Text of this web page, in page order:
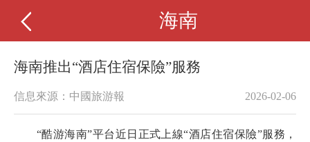
海南
海南推出“酒店住宿保險”服務
信息來源：中國旅游報 2026-02-06
“酷游海南”平台近日正式上線“酒店住宿保險”服務，